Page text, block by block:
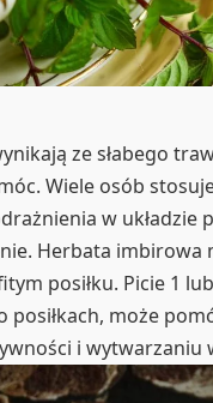
ze słabego
Wiele osób
w układzie
Herbata imbirowa
posiłku. Picie 1
posiłkach, może
i wytwarzaniu